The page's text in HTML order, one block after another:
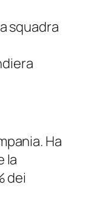
squadra
Ha
la
dei